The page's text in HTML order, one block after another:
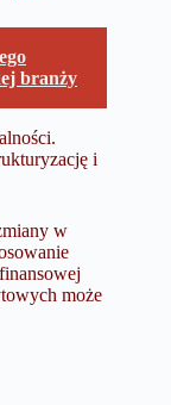
branży
i
w
może